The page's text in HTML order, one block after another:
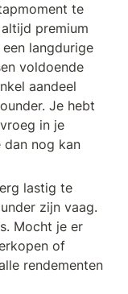
te
premium
langdurige
voldoende
aandeel
Je hebt
in je
nog kan
lastig te
zijn vaag.
Mocht je er
of
rendementen